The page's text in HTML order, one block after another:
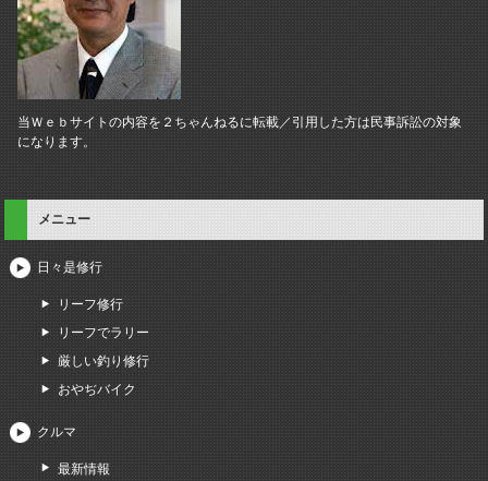
当Ｗｅｂサイトの内容を２ちゃんねるに転載／引用した方は民事訴訟の対象
になります。
メニュー
日々是修行
リーフ修行
リーフでラリー
厳しい釣り修行
おやぢバイク
クルマ
最新情報